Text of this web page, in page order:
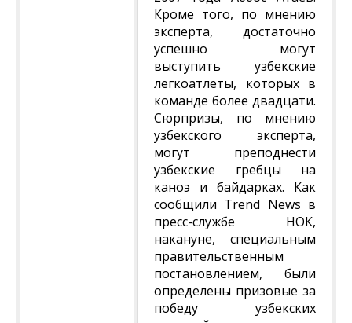
Кроме того, по мнению
эксперта, достаточно
успешно могут
выступить узбекские
легкоатлеты, которых в
команде более двадцати.
Сюрпризы, по мнению
узбекского эксперта,
могут преподнести
узбекские гребцы на
каноэ и байдарках. Как
сообщили Trend News в
пресс-службе НОК,
накануне, специальным
правительственным
постановлением, были
определены призовые за
победу узбекских